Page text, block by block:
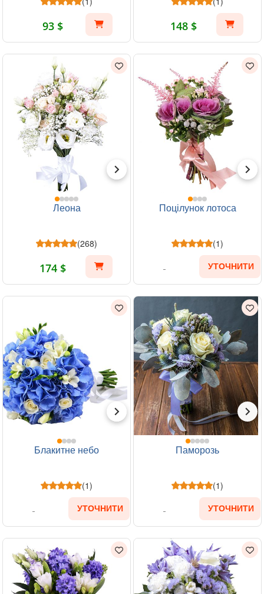
93 $ 148 $
Леона
(268)
174 $
Поцілунок лотоса
(1)
УТОЧНИТИ
Блакитне небо
(1)
УТОЧНИТИ
Паморозь
(1)
УТОЧНИТИ